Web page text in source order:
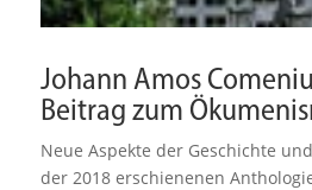
Johann Amos
Beitrag zum
Neue Aspekte der Geschichte
der 2018 erschie­nenen